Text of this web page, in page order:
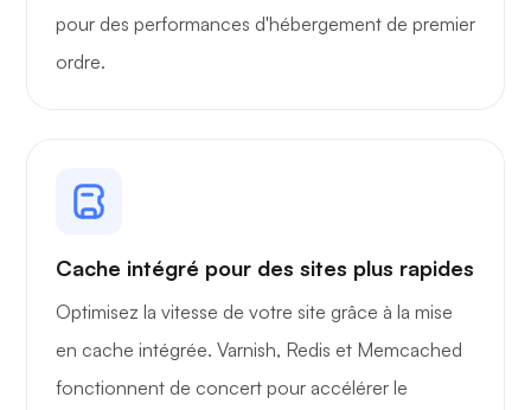
pour des performances d'hébergement de premier
ordre.
Cache intégré pour des sites plus rapides
Optimisez la vitesse de votre site grâce à la mise
en cache intégrée. Varnish, Redis et Memcached
fonctionnent de concert pour accélérer le